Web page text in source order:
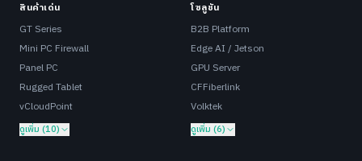
สินค้าเด่น
GT Series
Mini PC Firewall
Panel PC
Rugged Tablet
vCloudPoint
ดูเพิ่ม (10)
โซลูชัน
B2B Platform
Edge AI / Jetson
GPU Server
CFFiberlink
Volktek
ดูเพิ่ม (6)